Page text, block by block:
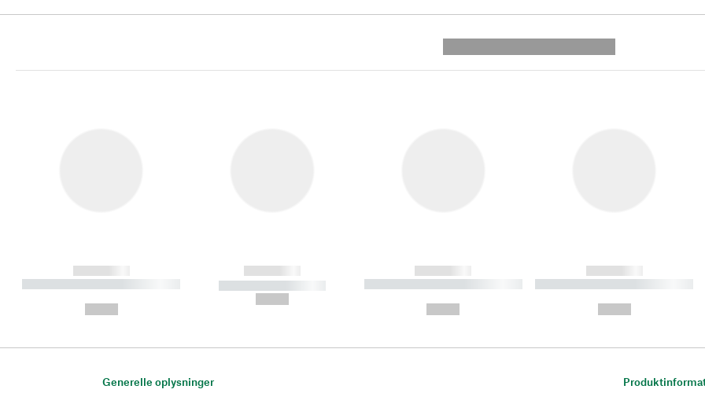
------------
----------- ----------- ----------
------------
----------- -----------
------------
----------- ----------- ----------
------------
----------- ----------- ----------
Generelle oplysninger